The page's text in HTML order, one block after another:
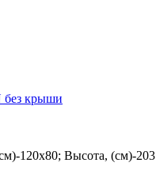
без крыши
120x80; Высота, (см)-203